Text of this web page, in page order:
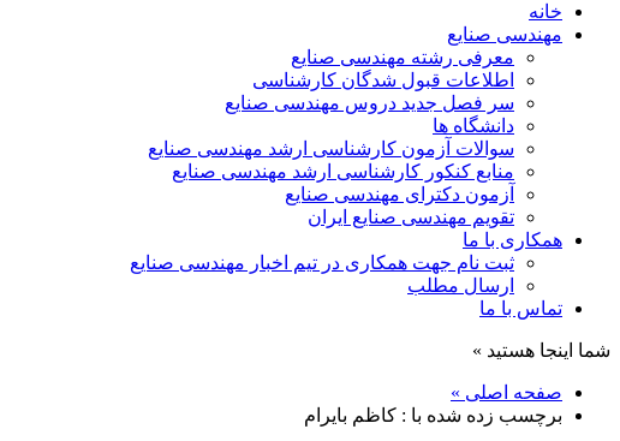
خانه
مهندسی صنایع
معرفی رشته مهندسی صنایع
اطلاعات قبول شدگان کارشناسی
سر فصل جدید دروس مهندسی صنایع
دانشگاه ها
سوالات آزمون کارشناسی ارشد مهندسی صنایع
منابع کنکور کارشناسی ارشد مهندسی صنایع
آزمون دکترای مهندسی صنایع
تقویم مهندسی صنایع ایران
همکاری با ما
ثبت نام جهت همکاری در تیم اخبار مهندسی صنایع
ارسال مطلب
تماس با ما
شما اینجا هستید »
صفحه اصلی »
برچسب زده شده با : کاظم بایرام